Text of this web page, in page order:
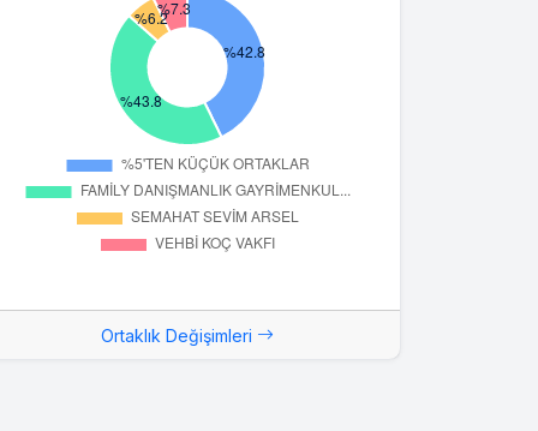
Ortaklık Değişimleri